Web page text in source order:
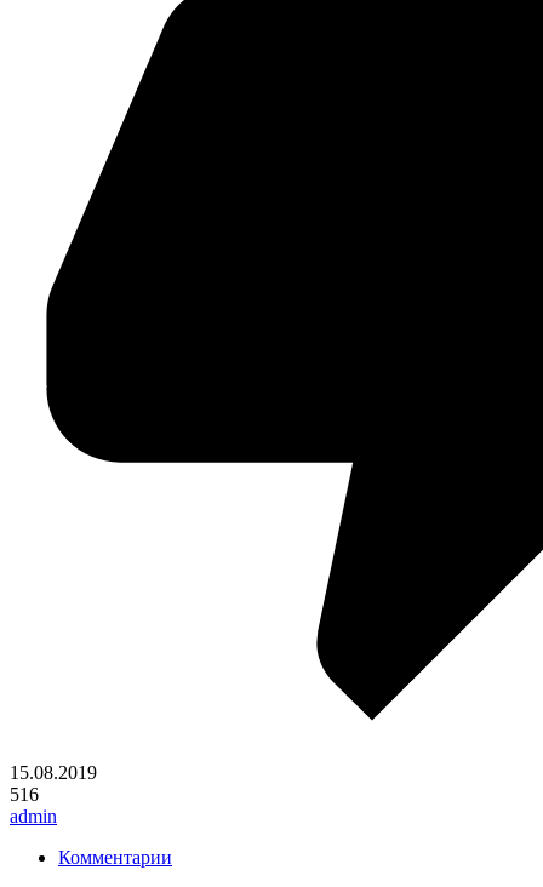
15.08.2019
516
admin
Комментарии